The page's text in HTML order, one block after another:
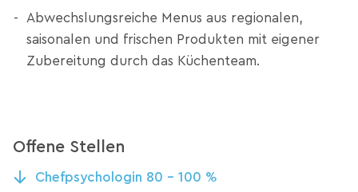
Abwechslungsreiche Menus aus regionalen,
saisonalen und frischen Produkten mit eigener
Zubereitung durch das Küchenteam.
Offene Stellen
Chefpsychologin 80 – 100 %